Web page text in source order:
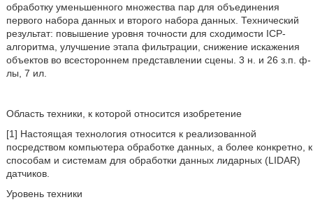
обработку уменьшенного множества пар для объединения
первого набора данных и второго набора данных. Технический
результат: повышение уровня точности для сходимости ICP-
алгоритма, улучшение этапа фильтрации, снижение искажения
объектов во всестороннем представлении сцены. 3 н. и 26 з.п. ф-
лы, 7 ил.
Область техники, к которой относится изобретение
[1] Настоящая технология относится к реализованной
посредством компьютера обработке данных, а более конкретно, к
способам и системам для обработки данных лидарных (LIDAR)
датчиков.
Уровень техники